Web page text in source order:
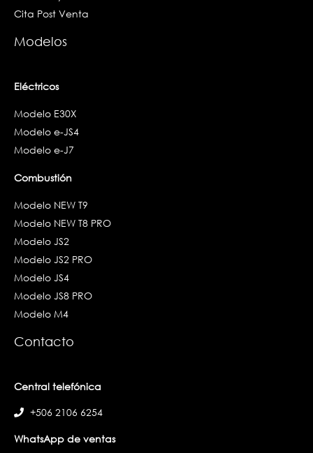
Cita Post Venta
Modelos
Eléctricos
Modelo E30X
Modelo e-JS4
Modelo e-J7
Combustión
Modelo NEW T9
Modelo NEW T8 PRO
Modelo JS2
Modelo JS2 PRO
Modelo JS4
Modelo JS8 PRO
Modelo M4
Contacto
Central telefónica
+506 2106 6254
WhatsApp de ventas